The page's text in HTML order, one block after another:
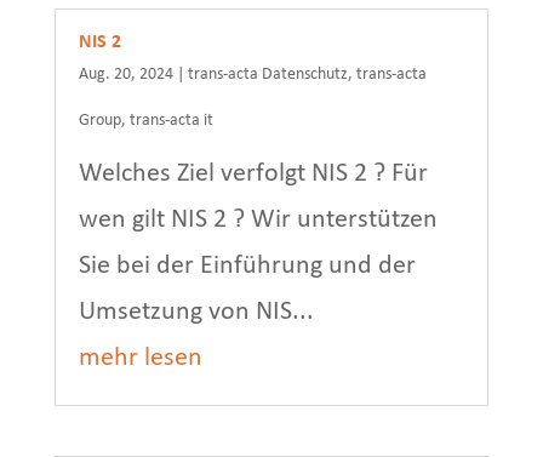
NIS 2
Aug. 20, 2024| trans-acta Datenschutz, trans-acta
Group, trans-acta it
Welches Ziel verfolgt NIS 2 ? Für
wen gilt NIS 2 ? Wir unterstützen
Sie bei der Einführung und der
Umsetzung von NIS...
mehr lesen